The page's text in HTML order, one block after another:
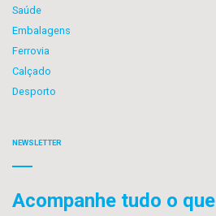
Saúde
Embalagens
Ferrovia
Calçado
Desporto
NEWSLETTER
Acompanhe tudo o que